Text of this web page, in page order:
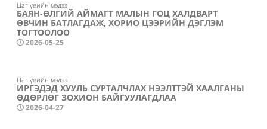
Цаг үеийн мэдээ
БАЯН-ӨЛГИЙ АЙМАГТ МАЛЫН ГОЦ ХАЛДВАРТ
ӨВЧИН БАТЛАГДАЖ, ХОРИО ЦЭЭРИЙН ДЭГЛЭМ
ТОГТООЛОО
2026-05-25
Цаг үеийн мэдээ
ИРГЭДЭД ХУУЛЬ СУРТАЛЧЛАХ НЭЭЛТТЭЙ ХААЛГАНЫ
ӨДӨРЛӨГ ЗОХИОН БАЙГУУЛАГДЛАА
2026-04-27